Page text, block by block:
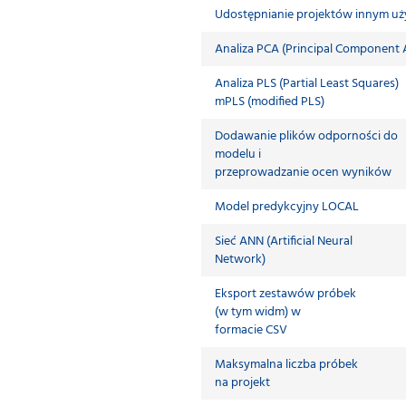
Udostępnianie projektów innym
Analiza PCA (Principal Component
Analiza PLS (Partial Least Squares)
mPLS (modified PLS)
Dodawanie plików odporności do
modelu i
przeprowadzanie ocen wyników
Model predykcyjny LOCAL
Sieć ANN (Artificial Neural
Network)
Eksport zestawów próbek
(w tym widm) w
formacie CSV
Maksymalna liczba próbek
na projekt